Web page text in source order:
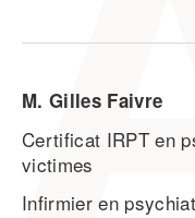
M. Gilles Faivre
Certificat IRPT en
victimes
Infirmier en